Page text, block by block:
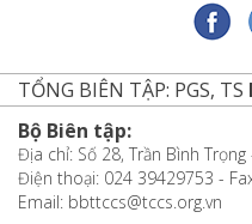
TỔNG BIÊN TẬP: PGS, TS
Bộ Biên tập:
Địa chỉ: Số 28, Trần Bình
Điện thoại: 024 39429753 -
Email: bbttccs@tccs.org.vn